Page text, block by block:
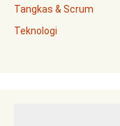
Tangkas & Scrum
Teknologi